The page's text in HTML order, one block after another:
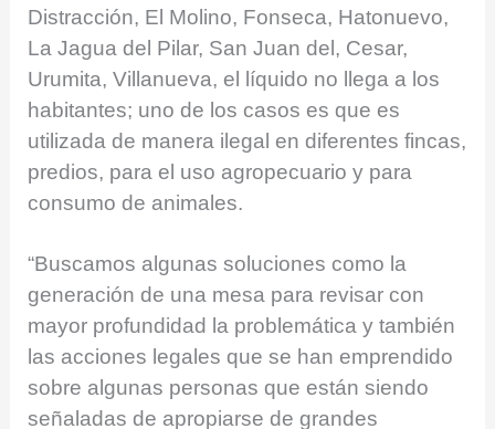
Distracción, El Molino, Fonseca, Hatonuevo,
La Jagua del Pilar, San Juan del, Cesar,
Urumita, Villanueva, el líquido no llega a los
habitantes; uno de los casos es que es
utilizada de manera ilegal en diferentes fincas,
predios, para el uso agropecuario y para
consumo de animales.
“Buscamos algunas soluciones como la
generación de una mesa para revisar con
mayor profundidad la problemática y también
las acciones legales que se han emprendido
sobre algunas personas que están siendo
señaladas de apropiarse de grandes